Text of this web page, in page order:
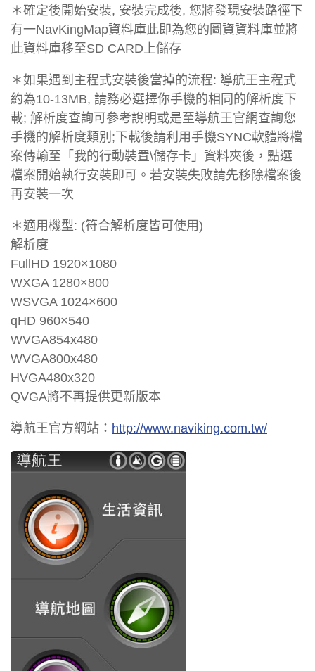
＊確定後開始安裝, 安裝完成後, 您將發現安裝路徑下
有一NavKingMap資料庫此即為您的圖資資料庫並將
此資料庫移至SD CARD上儲存
＊如果遇到主程式安裝後當掉的流程: 導航王主程式
約為10-13MB, 請務必選擇你手機的相同的解析度下
載; 解析度查詢可參考說明或是至導航王官網查詢您
手機的解析度類別;下載後請利用手機SYNC軟體將檔
案傳輸至「我的行動裝置\儲存卡」資料夾後，點選
檔案開始執行安裝即可。若安裝失敗請先移除檔案後
再安裝一次
＊適用機型: (符合解析度皆可使用)
解析度
FullHD 1920×1080
WXGA 1280×800
WSVGA 1024×600
qHD 960×540
WVGA854x480
WVGA800x480
HVGA480x320
QVGA將不再提供更新版本
導航王官方網站： http://www.naviking.com.tw/